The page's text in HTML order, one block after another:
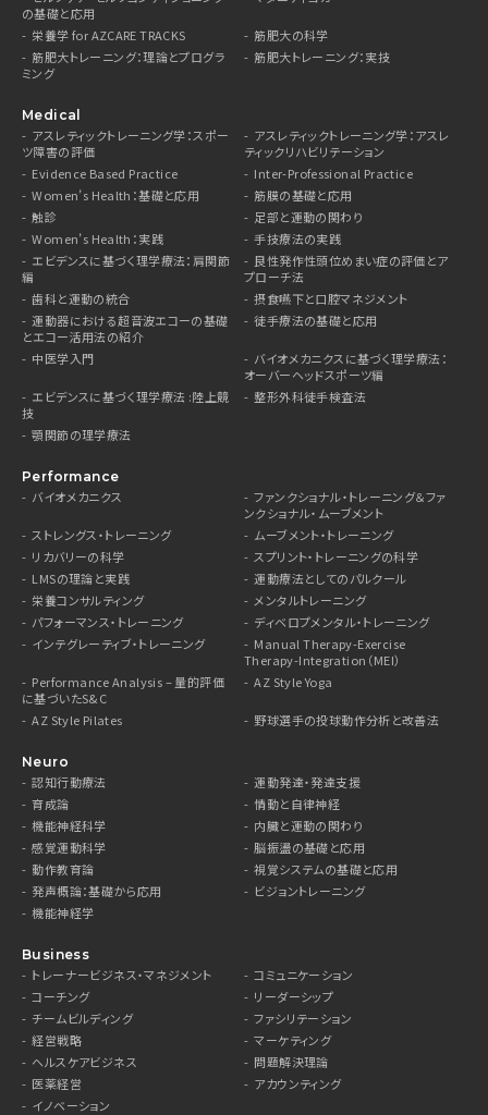
の基礎と応用
栄養学 for AZCARE TRACKS
筋肥大の科学
筋肥大トレーニング：理論とプログラ
ミング
筋肥大トレーニング：実技
Medical
アスレティックトレーニング学：スポー
ツ障害の評価
アスレティックトレーニング学：アスレ
ティックリハビリテーション
Evidence Based Practice
Inter-Professional Practice
Women’s Health：基礎と応用
筋膜の基礎と応用
触診
足部と運動の関わり
Women’s Health：実践
手技療法の実践
エビデンスに基づく理学療法：肩関節
編
良性発作性頭位めまい症の評価とア
プローチ法
歯科と運動の統合
摂食嚥下と口腔マネジメント
運動器における超音波エコーの基礎
とエコー活用法の紹介
徒手療法の基礎と応用
中医学入門
バイオメカニクスに基づく理学療法：
オーバーヘッドスポーツ編
エビデンスに基づく理学療法 :陸上競
技
整形外科徒手検査法
顎関節の理学療法
Performance
バイオメカニクス
ファンクショナル・トレーニング＆ファ
ンクショナル・ムーブメント
ストレングス・トレーニング
ムーブメント・トレーニング
リカバリーの科学
スプリント・トレーニングの科学
LMSの理論と実践
運動療法としてのパルクール
栄養コンサルティング
メンタルトレーニング
パフォーマンス・トレーニング
ディベロプメンタル・トレーニング
インテグレーティブ・トレーニング
Manual Therapy-Exercise
Therapy-Integration（MEI）
Performance Analysis – 量的評価
に基づいたS&C
AZ Style Yoga
AZ Style Pilates 野球選手の投球動作分析と改善法
Neuro
認知行動療法
運動発達・発達支援
育成論
情動と自律神経
機能神経科学
内臓と運動の関わり
感覚運動科学
脳振盪の基礎と応用
動作教育論
視覚システムの基礎と応用
発声概論：基礎から応用
ビジョントレーニング
機能神経学
Business
トレーナービジネス・マネジメント
コミュニケーション
コーチング
リーダーシップ
チームビルディング
ファシリテーション
経営戦略
マーケティング
ヘルスケアビジネス
問題解決理論
医薬経営
アカウンティング
イノベーション